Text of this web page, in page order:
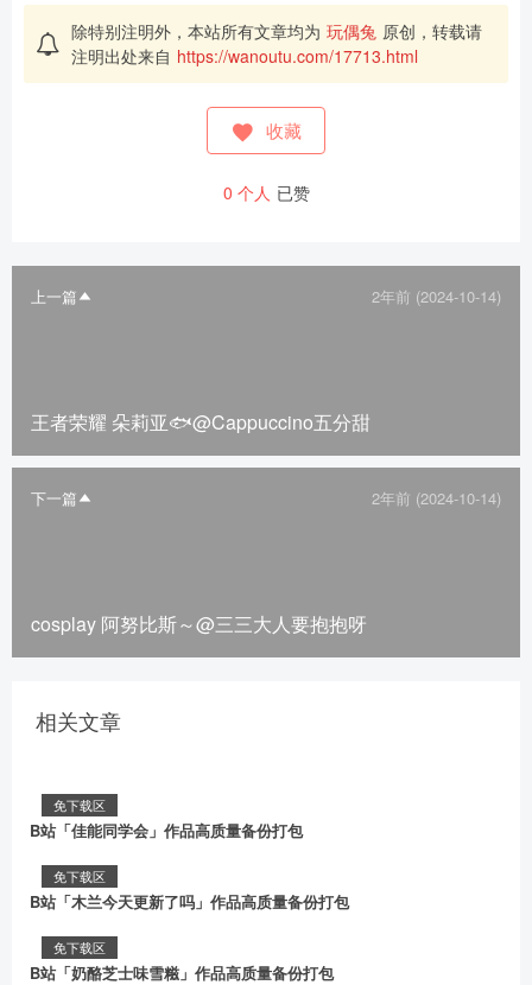
除特别注明外，本站所有文章均为 玩偶兔 原创，转载请
注明出处来自 https://wanoutu.com/17713.html
收藏
0 个人 已赞
上一篇 2年前 (2024-10-14)
王者荣耀 朵莉亚🐟@Cappuccino五分甜
下一篇 2年前 (2024-10-14)
cosplay 阿努比斯～@三三大人要抱抱呀
相关文章
免下载区
B站「佳能同学会」作品高质量备份打包
免下载区
B站「木兰今天更新了吗」作品高质量备份打包
免下载区
B站「奶酪芝士味雪糍」作品高质量备份打包